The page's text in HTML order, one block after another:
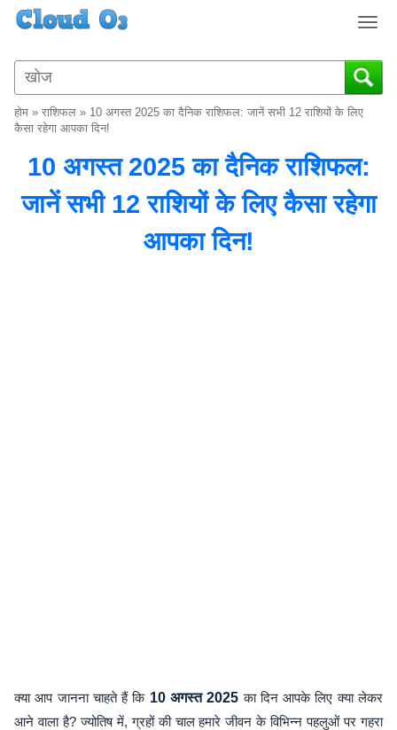
T
g
g
a
v
i
होम » राशिफल » 10 अगस्त 2025 का दैनिक राशिफल: जानें सभी 12 राशियों के लिए
कैसा रहेगा आपका दिन!
10 अगस्त 2025 का दैनिक राशिफल:
जानें सभी 12 राशियों के लिए कैसा रहेगा
आपका दिन!
क्या आप जानना चाहते हैं कि 10 अगस्त 2025 का दिन आपके लिए क्या लेकर
आने वाला है? ज्योतिष में, ग्रहों की चाल हमारे जीवन के विभिन्न पहलुओं पर गहरा